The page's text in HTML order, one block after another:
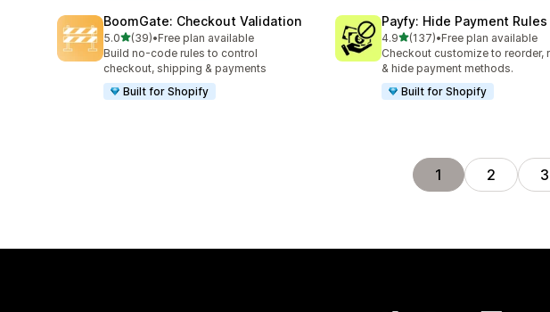
BoomGate: Checkout Validation
5.0별 5개 중
(39)
총 리뷰 39개
•Free plan available
Build no-code rules to control
checkout, shipping & payments
Built for Shopify
Payfy: Hide Payment Rules
4.9별 5개 중
(137)
총 리뷰 137개
•Free plan available
Checkout customize to reorder,
& hide payment methods.
Built for Shopify
1 2 3